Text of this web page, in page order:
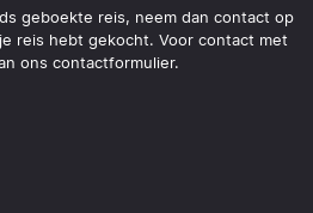
geboekte reis, neem dan contact op
reis hebt gekocht. Voor contact met
ons contactformulier.